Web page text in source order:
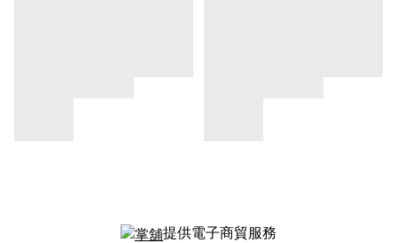
提供電子商貿服務